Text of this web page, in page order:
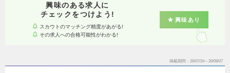
興味のある求人に
チェックをつけよう!
スカウトのマッチング精度があがる!
その求人への合格可能性がわかる!
興味あり
掲載期間 26/07/24～26/08/07